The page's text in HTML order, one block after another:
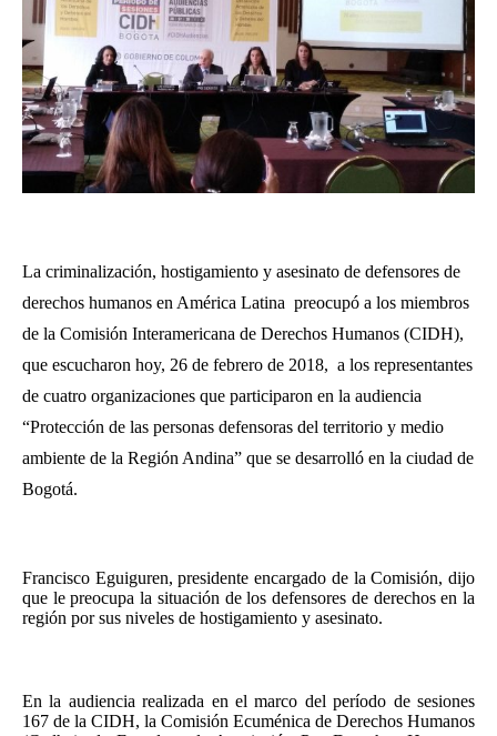
La criminalización, hostigamiento y asesinato de defensores de
derechos humanos en América Latina preocupó a los miembros
de la Comisión Interamericana de Derechos Humanos (CIDH),
que escucharon hoy, 26 de febrero de 2018, a los representantes
de cuatro organizaciones que participaron en la audiencia
“Protección de las personas defensoras del territorio y medio
ambiente de la Región Andina” que se desarrolló en la ciudad de
Bogotá.
Francisco Eguiguren, presidente encargado de la Comisión, dijo
que le preocupa la situación de los defensores de derechos en la
región por sus niveles de hostigamiento y asesinato.
En la audiencia realizada en el marco del período de sesiones
167 de la CIDH, la Comisión Ecuménica de Derechos Humanos